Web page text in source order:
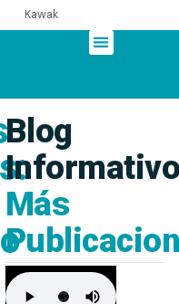
Kawak
Blog
Más